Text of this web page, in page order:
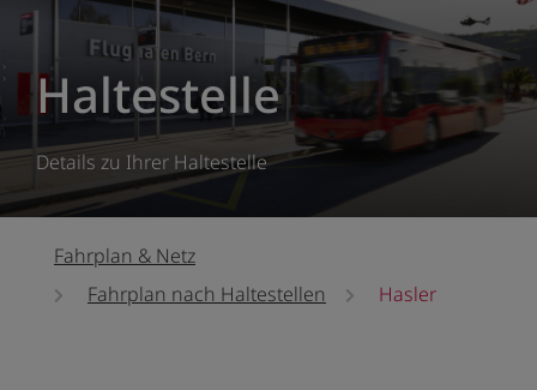
Haltestelle
Details zu Ihrer Haltestelle
Fahrplan & Netz
Fahrplan nach Haltestellen
Hasler